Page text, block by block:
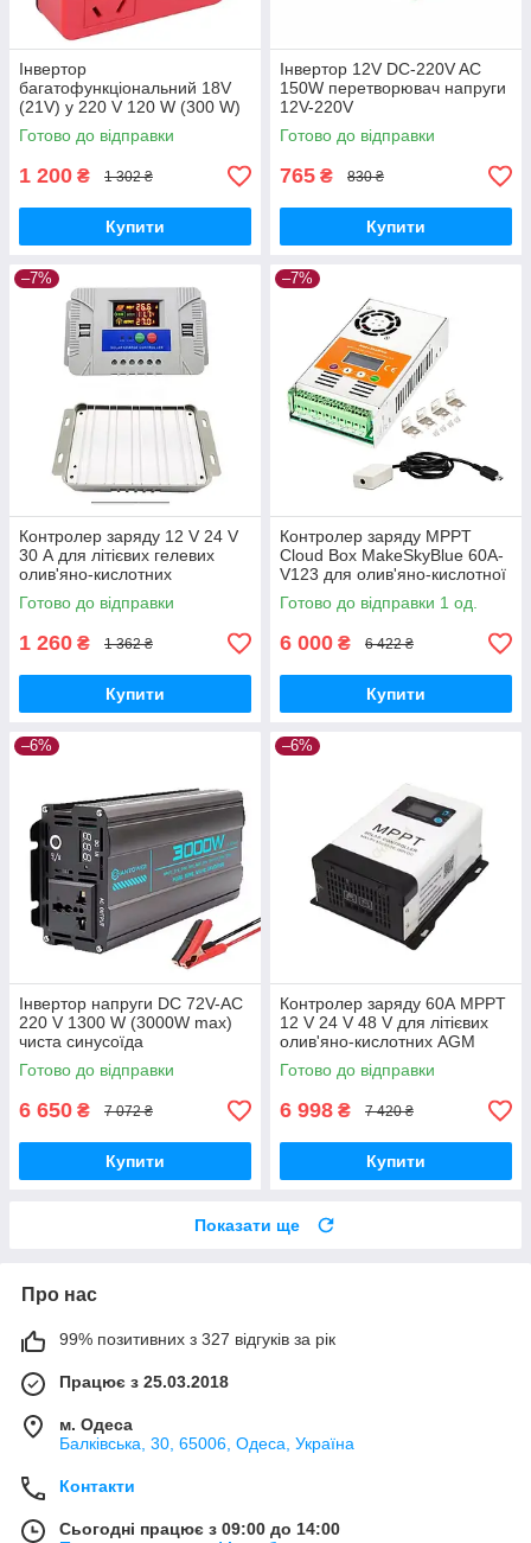
Інвертор
багатофункціональний 18V
(21V) у 220 V 120 W (300 W)
для Milwaukee акумуляторів
Готово до відправки
1 200 ₴ 1 302 ₴
Купити
Інвертор 12V DC-220V AC
150W перетворювач напруги
12V-220V
Готово до відправки
765 ₴ 830 ₴
Купити
–7%
Контролер заряду 12 V 24 V
30 А для літієвих гелевих
олив'яно-кислотних
акумуляторів
Готово до відправки
1 260 ₴ 1 362 ₴
Купити
–7%
Контролер заряду MPPT
Cloud Box MakeSkyBlue 60A-
V123 для олив'яно-кислотної
батареї 12V-24V-48V
Готово до відправки 1 од.
6 000 ₴ 6 422 ₴
Купити
–6%
Інвертор напруги DC 72V-AC
220 V 1300 W (3000W max)
чиста синусоїда
Готово до відправки
6 650 ₴ 7 072 ₴
Купити
–6%
Контролер заряду 60А MPPT
12 V 24 V 48 V для літієвих
олив'яно-кислотних AGM
акумуляторів
Готово до відправки
6 998 ₴ 7 420 ₴
Купити
Показати ще
Про нас
99% позитивних з 327 відгуків за рік
Працює з 25.03.2018
м. Одеса
Балківська, 30, 65006, Одеса, Україна
Контакти
Сьогодні працює з 09:00 до 14:00